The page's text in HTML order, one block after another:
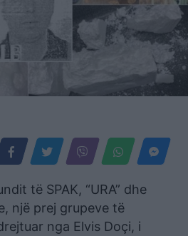
të SPAK, “URA” dhe
një prej grupeve të
nga Elvis Doçi, i